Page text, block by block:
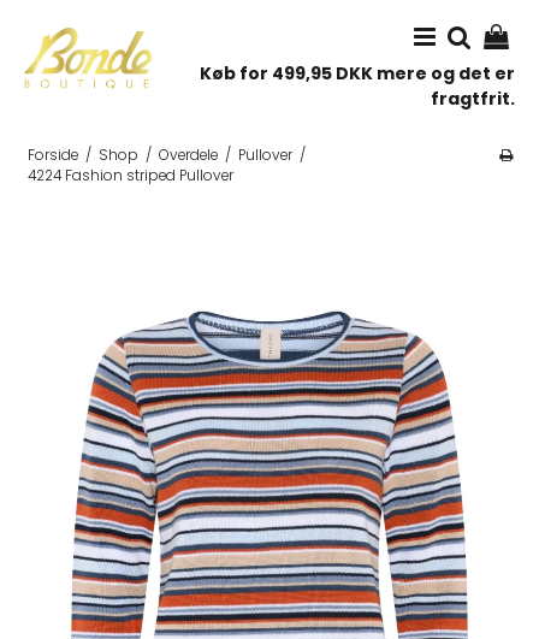
Køb for 499,95 DKK mere og det er
fragtfrit.
Forside / Shop / Overdele / Pullover /
4224 Fashion striped Pullover